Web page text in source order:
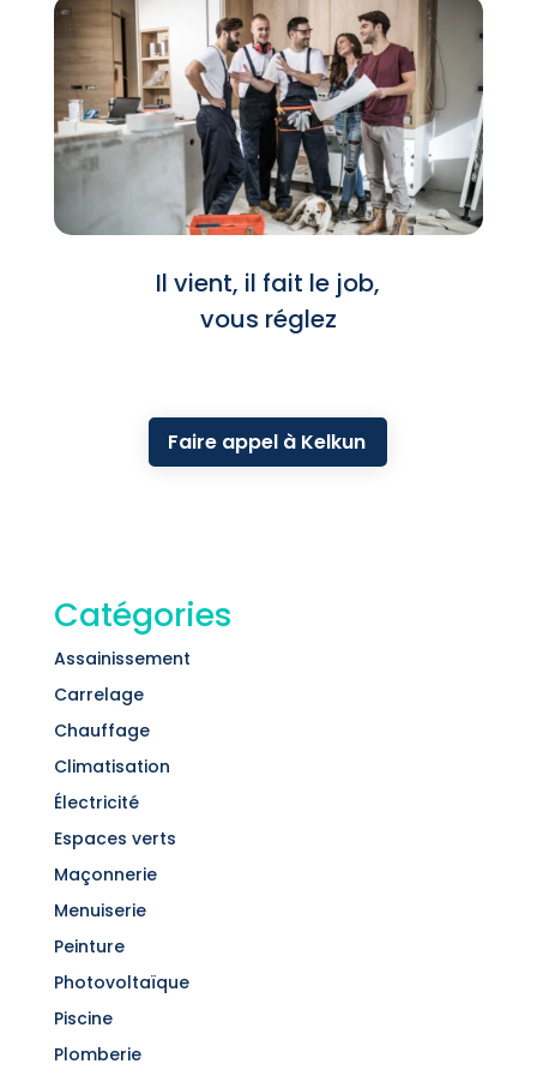
Il vient, il fait le job,
vous réglez
Faire appel à Kelkun
Catégories
Assainissement
Carrelage
Chauffage
Climatisation
Électricité
Espaces verts
Maçonnerie
Menuiserie
Peinture
Photovoltaïque
Piscine
Plomberie